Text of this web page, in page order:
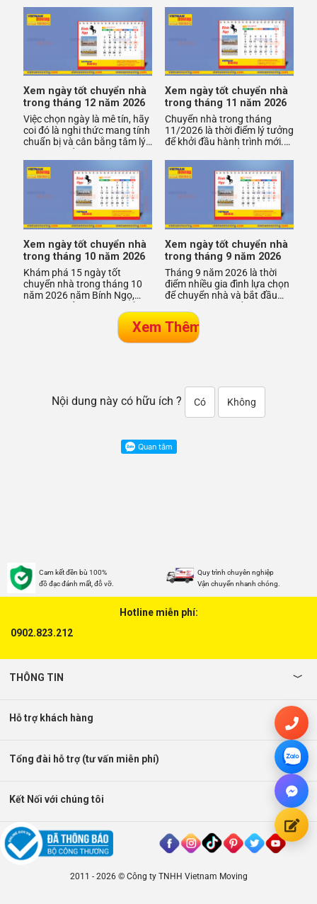
Xem ngày tốt chuyển nhà
trong tháng 12 năm 2026
Việc chọn ngày là mê tín, hãy
coi đó là nghi thức mang tính
chuẩn bị và cân bằng tâm lý.
cùng dịch vụ ch
Xem ngày tốt chuyển nhà
trong tháng 11 năm 2026
Chuyển nhà trong tháng
11/2026 là thời điểm lý tưởng
để khởi đầu hành trình mới.
chuyển nhà không chỉ
Xem ngày tốt chuyển nhà
trong tháng 10 năm 2026
Khám phá 15 ngày tốt
chuyển nhà trong tháng 10
năm 2026 năm Bính Ngọ,
thuận lợi, mang lại may mắn
Xem ngày tốt chuyển nhà
trong tháng 9 năm 2026
Tháng 9 năm 2026 là thời
điểm nhiều gia đình lựa chọn
để chuyển nhà và bắt đầu
Việc xem ngày tốt chuyển n
Nội dung này có hữu ích ? Có Không
Cam kết đền bù 100%
đồ đạc đánh mất, đỗ vỡ.
Quy trình chuyên nghiệp
Vận chuyển nhanh chóng.
Hotline miễn phí:
0902.823.212
THÔNG TIN
Hỗ trợ khách hàng
Tổng đài hỗ trợ (tư vấn miễn phí)
Kết Nối với chúng tôi
2011 - 2026 © Công ty TNHH Vietnam Moving